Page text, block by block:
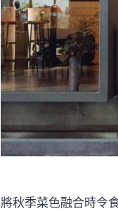
將秋季菜色融合時令